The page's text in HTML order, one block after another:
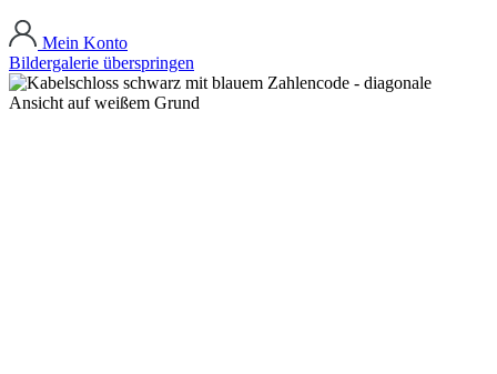
Mein Konto
Bildergalerie überspringen